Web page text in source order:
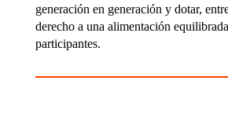
generación en generación y dotar,
derecho a una alimentación
participantes.